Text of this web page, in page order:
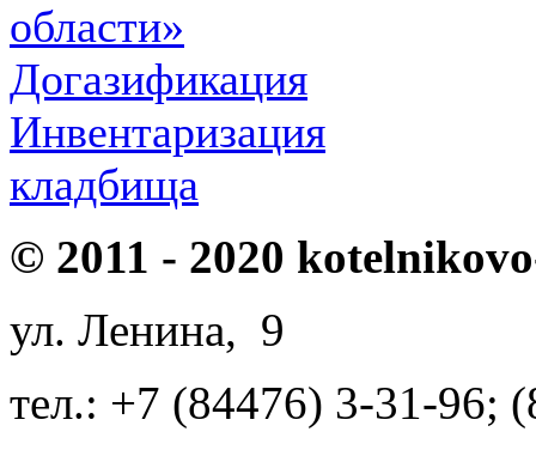
области»
Догазификация
Инвентаризация
кладбища
© 2011 - 2020
ул. Ленина, 9
тел.: +7 (84476) 3-31-96;